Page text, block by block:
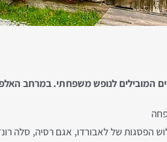
המובילים לנופש משפחתי. במרחב
הפסגות של לאבורדו, אגם רסיה, סלה